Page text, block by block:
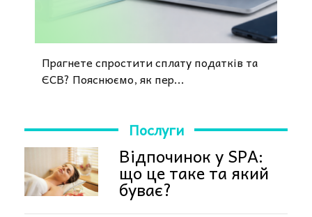
Прагнете спростити сплату податків та
ЄСВ? Пояснюємо, як пер...
Послуги
Відпочинок у SPA:
що це таке та який
буває?